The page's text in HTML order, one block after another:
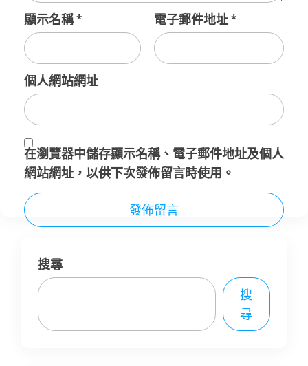
顯示名稱* 電子郵件地址*
個人網站網址
在瀏覽器中儲存顯示名稱、電子郵件地址及個人
網站網址，以供下次發佈留言時使用。
搜尋
搜
尋